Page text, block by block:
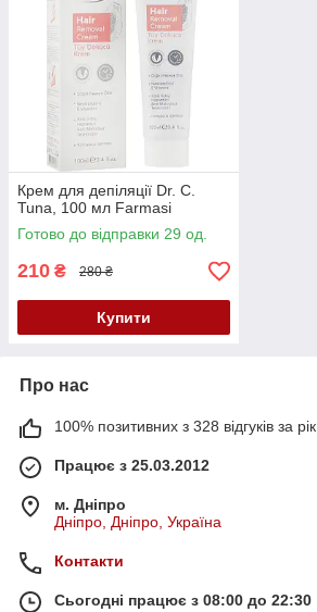
Крем для депіляції Dr. C.
Tuna, 100 мл Farmasi
Готово до відправки 29 од.
210 ₴ 280 ₴
Купити
Про нас
100% позитивних з 328 відгуків за рік
Працює з 25.03.2012
м. Дніпро
Дніпро, Дніпро, Україна
Контакти
Сьогодні працює з 08:00 до 22:30